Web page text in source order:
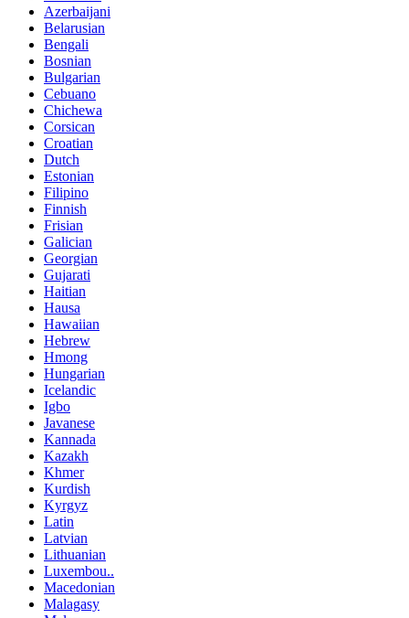
Azerbaijani
Belarusian
Bengali
Bosnian
Bulgarian
Cebuano
Chichewa
Corsican
Croatian
Dutch
Estonian
Filipino
Finnish
Frisian
Galician
Georgian
Gujarati
Haitian
Hausa
Hawaiian
Hebrew
Hmong
Hungarian
Icelandic
Igbo
Javanese
Kannada
Kazakh
Khmer
Kurdish
Kyrgyz
Latin
Latvian
Lithuanian
Luxembou..
Macedonian
Malagasy